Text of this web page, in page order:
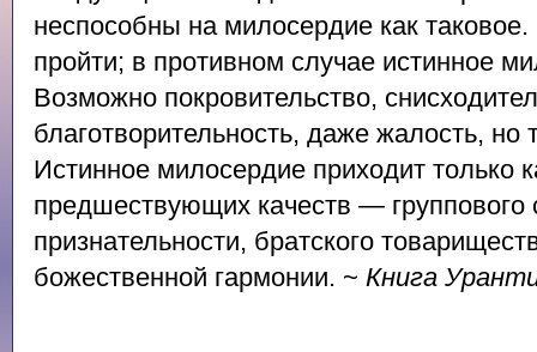
неспособны на милосердие как
пройти; в противном случае истинное
Возможно покровительство,
благотворительность, даже жалость, но
Истинное милосердие приходит только
предшествующих качеств — группового
признательности, братского
божественной гармонии. ~ Книга